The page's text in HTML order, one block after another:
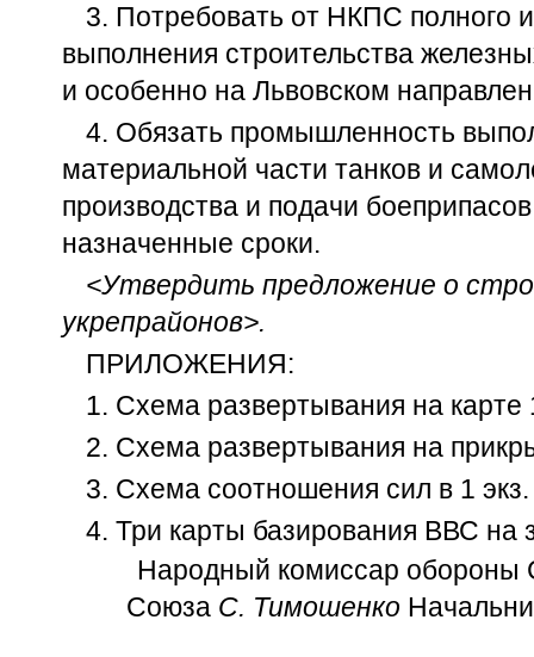
3. Потребовать от НКПС полного
выполнения строительства
и особенно на Львовском
4. Обязать промышленность
материальной части танков и
производства и подачи
назначенные сроки.
<Утвердить предложение о
укрепрайонов>.
ПРИЛОЖЕНИЯ:
1. Схема развертывания на карте
2. Схема развертывания на
3. Схема соотношения сил в 1 экз.
4. Три карты базирования ВВС на
Народный комиссар
Союза С. Тимошенко